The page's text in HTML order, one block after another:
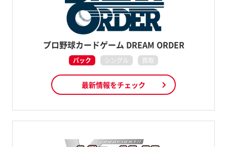
プロ野球カードゲーム DREAM ORDER
パック シングル 買取
最新情報をチェック